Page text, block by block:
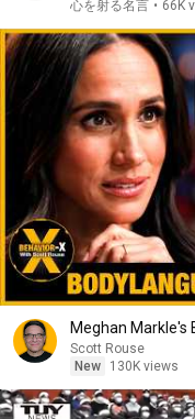
心を射る名言 • 66K
Meghan Markle's
Scott Rouse
New
130K views